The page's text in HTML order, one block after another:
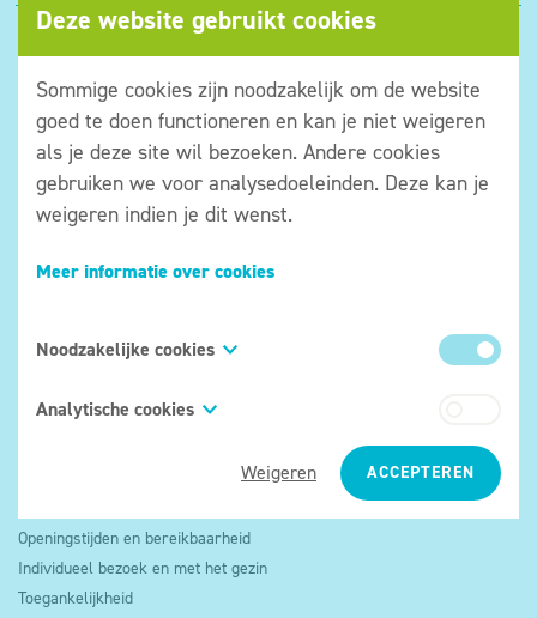
Museum aan de Ijzer
IJzerdijk 49
051/50 02 86
Bezoekersreglement
Openingstijden en bereikbaarheid
Individueel bezoek en met het gezin
Toegankelijkheid
Deze website gebruikt cookies
Sommige cookies zijn noodzakelijk om de website
goed te doen functioneren en kan je niet weigeren
als je deze site wil bezoeken. Andere cookies
gebruiken we voor analysedoeleinden. Deze kan je
weigeren indien je dit wenst.
Meer informatie over cookies
Noodzakelijke cookies
Deze cookies zijn onmisbaar om onze website te
ervan te kunnen gebruiken. Deze cookies laten je
bijvoorbeeld toe om te navigeren tussen de
verschillende onderdelen van de website of om
formulieren in te vullen. Ook wanneer je met je
persoonlijke account wenst in te loggen, zijn
Analytische cookies
We gebruiken analytische cookies om informatie te
verzamelen over het gebruik dat bezoekers maken
van onze websites en apps (bezochte pagina’s,
gemiddelde duur van het bezoek, ...) met de
bedoeling de inhoud van onze websites en apps te
Weigeren ACCEPTEREN